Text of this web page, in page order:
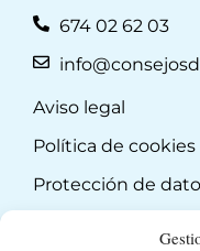
674 02 62 03
Aviso legal
Política de cookies
Protección de